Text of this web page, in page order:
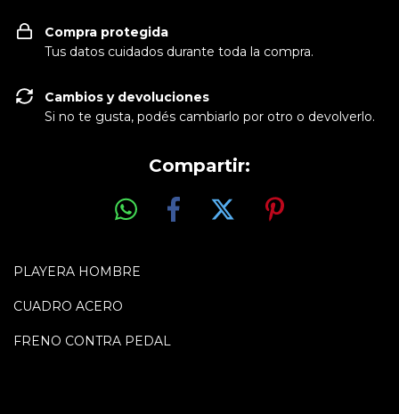
Compra protegida
Tus datos cuidados durante toda la compra.
Cambios y devoluciones
Si no te gusta, podés cambiarlo por otro o devolverlo.
Compartir:
PLAYERA HOMBRE
CUADRO ACERO
FRENO CONTRA PEDAL